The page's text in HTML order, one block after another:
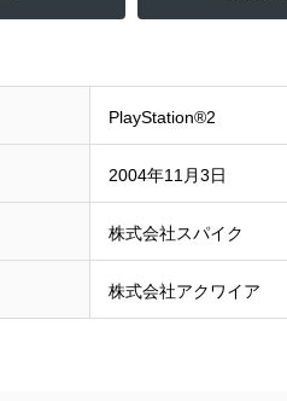
PlayStation®2
2004年11月3日
株式会社スパイク
株式会社アクワイア